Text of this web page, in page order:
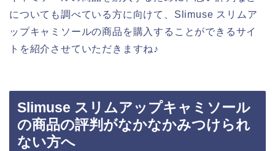
についても調べている方に向けて、Slimuse スリムア
ップキャミソールの商品を購入することができるサイ
トを紹介させていただきますね♪
Slimuse スリムアップキャミソール
の商品の評判がなかなかみつけられ
ない方へ